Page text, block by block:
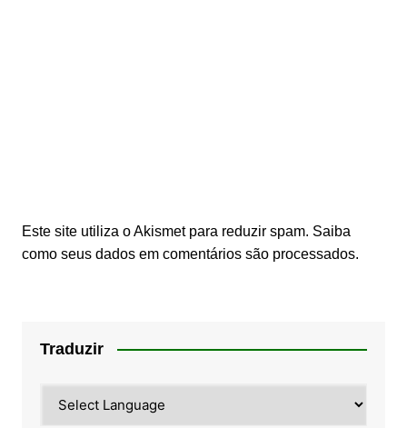
Este site utiliza o Akismet para reduzir spam. Saiba
como seus dados em comentários são processados.
Traduzir